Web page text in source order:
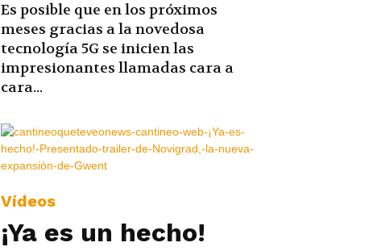
Es posible que en los próximos
meses gracias a la novedosa
tecnología 5G se inicien las
impresionantes llamadas cara a
cara...
Vídeos
¡Ya es un hecho!